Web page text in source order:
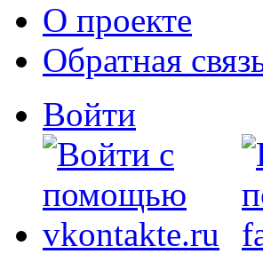
О проекте
Обратная
Войти